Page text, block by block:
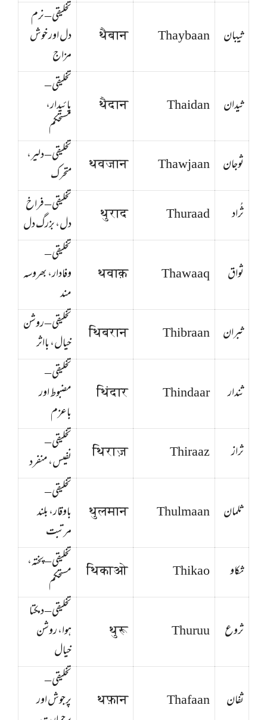
ثیبان Thaybaan
थैबान
تخلیقی – نرم
دل اور خوش
مزاج
ثیدان Thaidan
थैदान
تخلیقی –
پائیدار،
مستحکم
ثوجان
Thawjaan
थवजान
تخلیقی – دلیر،
متحرک
ثُراد
Thuraad
थुराद
تخلیقی – فراخ
دل، بزرگ دل
ثواق Thawaaq
थवाक़
تخلیقی –
وفادار، بھروسہ
مند
ثبران
Thibraan
थिबरान
تخلیقی – روشن
خیال، بااثر
ثندار Thindaar
थिंदार
تخلیقی –
مضبوط اور
باعزم
ثراز
Thiraaz
थिराज़
تخلیقی –
نفیس، منفرد
ثلمان Thulmaan
थुलमान
تخلیقی –
باوقار، بلند
مرتبت
ثکاو
Thikao
थिकाओ
تخلیقی – پختہ،
مستحکم
ثروع Thuruu
थुरू
تخلیقی – دمکتا
ہوا، روشن
خیال
ثفان Thafaan
थफ़ान
تخلیقی –
پرجوش اور